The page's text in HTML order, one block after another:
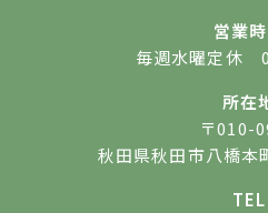
営業
毎週水曜定休
所在
〒010-
秋田県秋田市八橋本
TEL